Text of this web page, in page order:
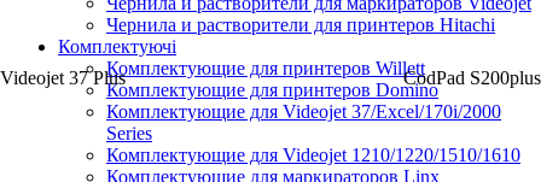
Чернила и растворители для принтеров Hitachi
Комплектуючі
Комплектующие для принтеров Willett
Комплектующие для принтеров Domino
Комплектующие для Videojet 37/Excel/170i/2000
Series
Комплектующие для Videojet 1210/1220/1510/1610
Комплектующие для маркираторов Linx
Videojet 37 Plus CodPad S200plus